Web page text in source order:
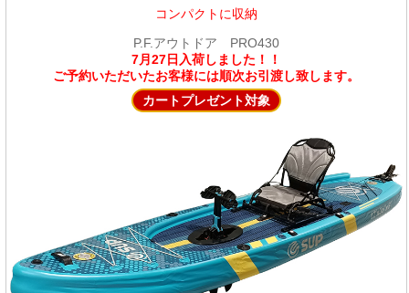
コンパクトに収納
P.F.アウトドア PRO430
7月27日入荷しました！！
ご予約いただいたお客様には順次お引渡し致します。
カートプレゼント対象